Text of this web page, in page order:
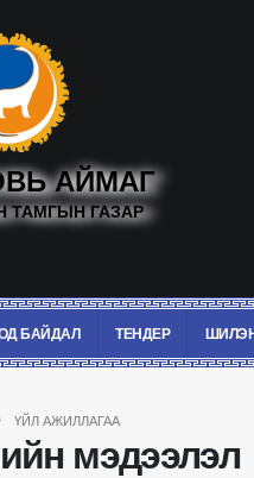
АЙМАГ
ТАМГЫН ГАЗАР
БАЙДАЛ ТЕНДЕР
ҮЙЛ АЖИЛЛАГАА
мэдээлэл